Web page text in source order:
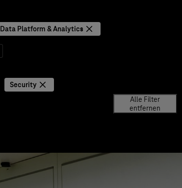
Data Platform & Analytics
Security
Alle Filter
entfernen